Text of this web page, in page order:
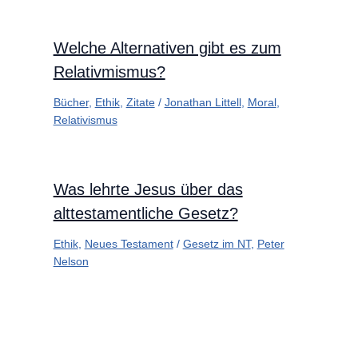
Welche Alternativen gibt es zum
Relativmismus?
Bücher, Ethik, Zitate/ Jonathan Littell, Moral,
Relativismus
Was lehrte Jesus über das
alttestamentliche Gesetz?
Ethik, Neues Testament/ Gesetz im NT, Peter
Nelson